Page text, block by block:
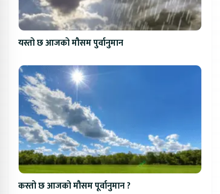
यस्तो छ आजको मौसम पुर्वानुमान
कस्तो छ आजको मौसम पूर्वानुमान ?